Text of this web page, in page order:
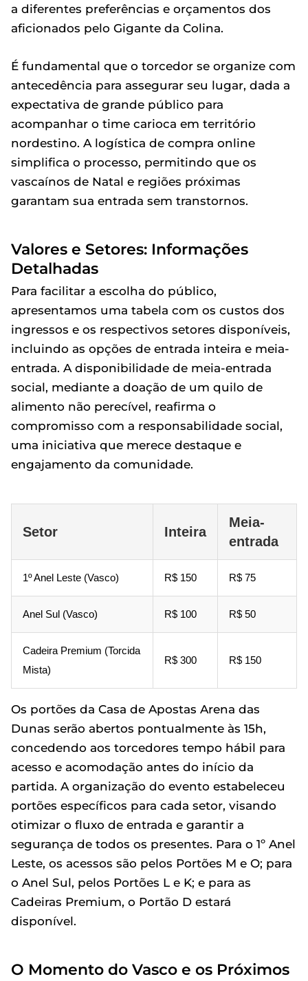
a diferentes preferências e orçamentos dos
aficionados pelo Gigante da Colina.
É fundamental que o torcedor se organize com
antecedência para assegurar seu lugar, dada a
expectativa de grande público para
acompanhar o time carioca em território
nordestino. A logística de compra online
simplifica o processo, permitindo que os
vascaínos de Natal e regiões próximas
garantam sua entrada sem transtornos.
Valores e Setores: Informações
Detalhadas
Para facilitar a escolha do público,
apresentamos uma tabela com os custos dos
ingressos e os respectivos setores disponíveis,
incluindo as opções de entrada inteira e meia-
entrada. A disponibilidade de meia-entrada
social, mediante a doação de um quilo de
alimento não perecível, reafirma o
compromisso com a responsabilidade social,
uma iniciativa que merece destaque e
engajamento da comunidade.
Setor Inteira
Meia-
entrada
1º Anel Leste (Vasco) R$ 150 R$ 75
Anel Sul (Vasco) R$ 100 R$ 50
Cadeira Premium (Torcida
Mista)
R$ 300 R$ 150
Os portões da Casa de Apostas Arena das
Dunas serão abertos pontualmente às 15h,
concedendo aos torcedores tempo hábil para
acesso e acomodação antes do início da
partida. A organização do evento estabeleceu
portões específicos para cada setor, visando
otimizar o fluxo de entrada e garantir a
segurança de todos os presentes. Para o 1º Anel
Leste, os acessos são pelos Portões M e O; para
o Anel Sul, pelos Portões L e K; e para as
Cadeiras Premium, o Portão D estará
disponível.
O Momento do Vasco e os Próximos